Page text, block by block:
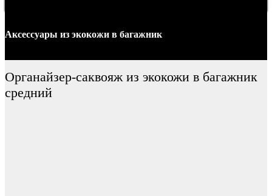
Аксессуары из экокожи в багажник
Органайзер-саквояж из экокожи в багажник
средний